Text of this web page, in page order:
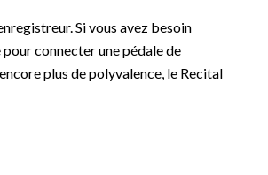
Si vous avez besoin
connecter une pédale de
plus de polyvalence, le Recital